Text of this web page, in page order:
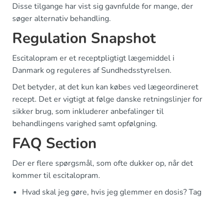
Disse tilgange har vist sig gavnfulde for mange, der
søger alternativ behandling.
Regulation Snapshot
Escitalopram er et receptpligtigt lægemiddel i
Danmark og reguleres af Sundhedsstyrelsen.
Det betyder, at det kun kan købes ved lægeordineret
recept. Det er vigtigt at følge danske retningslinjer for
sikker brug, som inkluderer anbefalinger til
behandlingens varighed samt opfølgning.
FAQ Section
Der er flere spørgsmål, som ofte dukker op, når det
kommer til escitalopram.
Hvad skal jeg gøre, hvis jeg glemmer en dosis? Tag